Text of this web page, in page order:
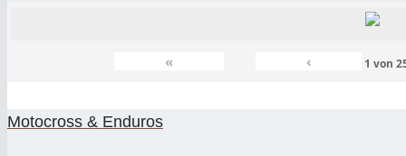
« ‹ 1 von
Motocross & Enduros